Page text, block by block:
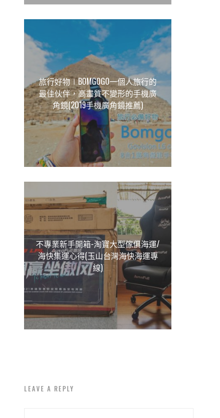
旅行好物∣BOMGOGO一個人旅行的
最佳伙伴，高畫質不變形的手機廣
角鏡(2019手機廣角鏡推薦)
不專業新手開箱-淘寶大型傢俱海運/
海快集運心得(玉山台灣海快海運專
線)
LEAVE A REPLY